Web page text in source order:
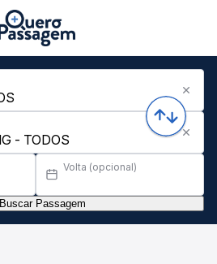
Volta (opcional)
Buscar Passagem